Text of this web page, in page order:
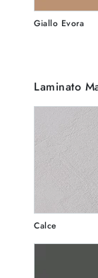
Giallo Evora
Laminato
Calce